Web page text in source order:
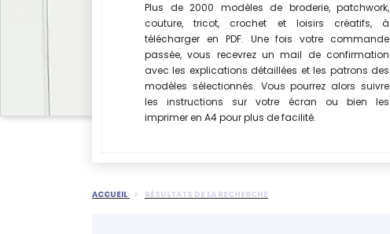
Plus de 2000 modèles de broderie, patchwork,
couture, tricot, crochet et loisirs créatifs, à
télécharger en PDF. Une fois votre commande
passée, vous recevrez un mail de confirmation
avec les explications détaillées et les patrons des
modèles sélectionnés. Vous pourrez alors suivre
les instructions sur votre écran ou bien les
imprimer en A4 pour plus de facilité.
ACCUEIL RÉSULTATS DE LA RECHERCHE